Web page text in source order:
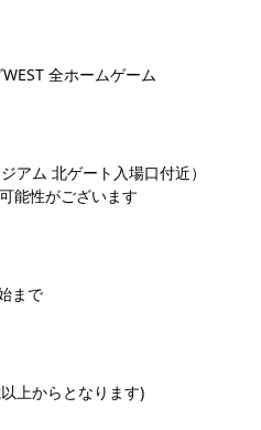
全ホームゲーム
アム 北ゲート入場口付近）
能性がございます
まで
上からとなります)